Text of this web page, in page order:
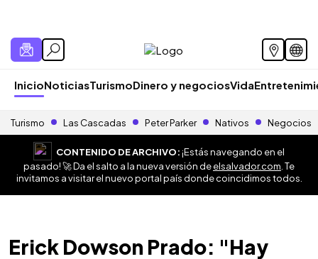
InicioNoticiasTurismoDinero y negociosVida
Turismo Las Cascadas Peter Parker Nativos Negocios
CONTENIDO DE ARCHIVO:¡Estás navegando en el
pasado! 🚀 Da el salto a la nueva versión deelsalvador.com . Te
invitamos a visitar el nuevo portal país donde coincidimos todos.
Erick Dowson Prado: "Hay